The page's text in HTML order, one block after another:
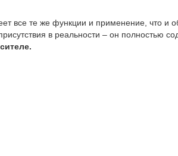
все те же функции и применение, что и
в реальности – он полностью